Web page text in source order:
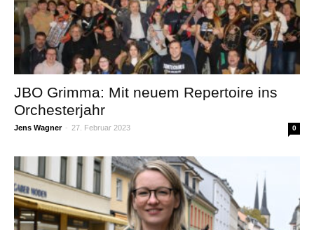
JBO Grimma: Mit neuem Repertoire ins
Orchesterjahr
Jens Wagner - 27. Februar 2023 0